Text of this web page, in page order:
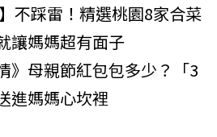
不踩雷！精選桃園8家合菜
讓媽媽超有面子
》母親節紅包包多少？「3
進媽媽心坎裡